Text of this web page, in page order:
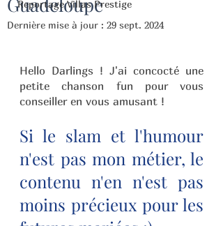
Reportage Villas Prestige
Dernière mise à jour : 29 sept. 2024
Hello Darlings ! J'ai concocté une
petite chanson fun pour vous
conseiller en vous amusant !
Si le slam et l'humour
n'est pas mon métier, le
contenu n'en n'est pas
moins précieux pour les